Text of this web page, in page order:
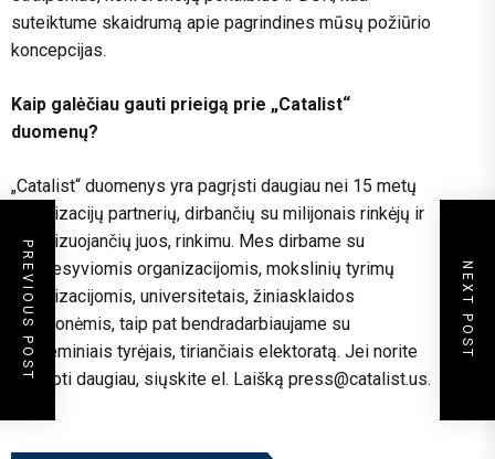
suteiktume skaidrumą apie pagrindines mūsų požiūrio
koncepcijas.
Kaip galėčiau gauti prieigą prie „Catalist“
duomenų?
„Catalist“ duomenys yra pagrįsti daugiau nei 15 metų
organizacijų partnerių, dirbančių su milijonais rinkėjų ir
mobilizuojančių juos, rinkimu. Mes dirbame su
progresyviomis organizacijomis, mokslinių tyrimų
organizacijomis, universitetais, žiniasklaidos
priemonėmis, taip pat bendradarbiaujame su
akademiniais tyrėjais, tiriančiais elektoratą. Jei norite
sužinoti daugiau, siųskite el. Laišką press@catalist.us.
PREVIOUS POST NEXT POST